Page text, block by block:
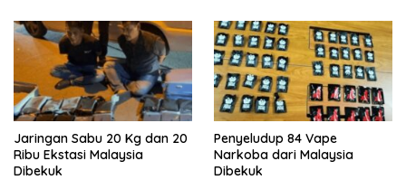
Jaringan Sabu 20 Kg dan 20
Ribu Ekstasi Malaysia
Dibekuk
Penyeludup 84 Vape
Narkoba dari Malaysia
Dibekuk